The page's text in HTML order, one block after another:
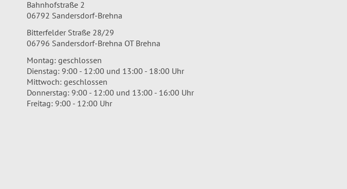
Bahnhofstraße 2
06792 Sandersdorf-Brehna
Bitterfelder Straße 28/29
06796 Sandersdorf-Brehna OT Brehna
Montag: geschlossen
Dienstag: 9:00 - 12:00 und 13:00 - 18:00 Uhr
Mittwoch: geschlossen
Donnerstag: 9:00 - 12:00 und 13:00 - 16:00 Uhr
Freitag: 9:00 - 12:00 Uhr